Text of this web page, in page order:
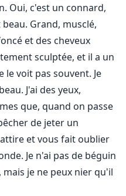
Oui, c'est un connard,
Grand, musclé,
et des cheveux
sculptée, et il a un
voit pas souvent. Je
J'ai des yeux,
que, quand on passe
de jeter un
et vous fait oublier
Je n'ai pas de béguin
je ne peux nier qu'il